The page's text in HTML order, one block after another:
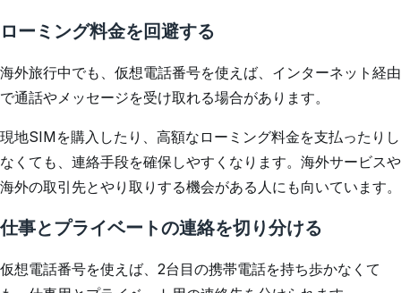
ローミング料金を回避する
海外旅行中でも、仮想電話番号を使えば、インターネット経由
で通話やメッセージを受け取れる場合があります。
現地SIMを購入したり、高額なローミング料金を支払ったりし
なくても、連絡手段を確保しやすくなります。海外サービスや
海外の取引先とやり取りする機会がある人にも向いています。
仕事とプライベートの連絡を切り分ける
仮想電話番号を使えば、2台目の携帯電話を持ち歩かなくて